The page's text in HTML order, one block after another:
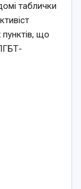
таблички
пунктів, що